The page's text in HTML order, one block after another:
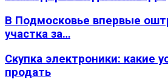
В Подмосковье впервые
участка за…
Скупка электроники: какие
продать